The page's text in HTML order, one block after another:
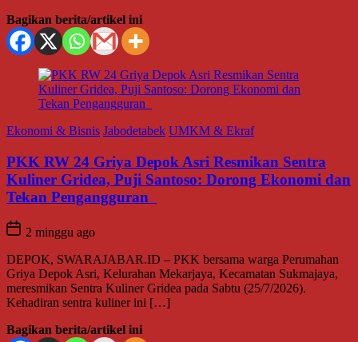
Bagikan berita/artikel ini
Ekonomi & Bisnis Jabodetabek UMKM & Ekraf
PKK RW 24 Griya Depok Asri Resmikan Sentra
Kuliner Gridea, Puji Santoso: Dorong Ekonomi dan
Tekan Pengangguran
2 minggu ago
DEPOK, SWARAJABAR.ID – PKK bersama warga Perumahan
Griya Depok Asri, Kelurahan Mekarjaya, Kecamatan Sukmajaya,
meresmikan Sentra Kuliner Gridea pada Sabtu (25/7/2026).
Kehadiran sentra kuliner ini […]
Bagikan berita/artikel ini